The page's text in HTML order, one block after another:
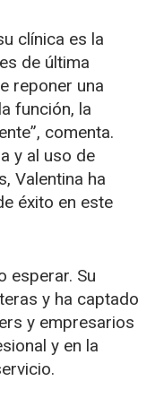
clínica es la
de última
reponer una
función, la
comenta.
y al uso de
Valentina ha
éxito en este
esperar. Su
y ha captado
y empresarios
y en la